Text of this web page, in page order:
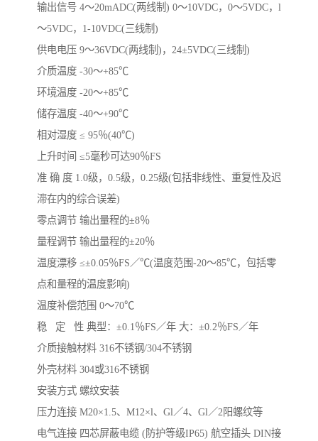
输出信号 4～20mADC(两线制) 0～10VDC，0～5VDC，l
～5VDC，1-10VDC(三线制)
供电电压 9～36VDC(两线制)，24±5VDC(三线制)
介质温度 -30～+85℃
环境温度 -20～+85℃
储存温度 -40～+90℃
相对湿度 ≤ 95％(40℃)
上升时间 ≤5毫秒可达90％FS
准 确 度 1.0级，0.5级，0.25级(包括非线性、重复性及迟
滞在内的综合误差)
零点调节 输出量程的±8％
量程调节 输出量程的±20％
温度漂移 ≤±0.05％FS／℃(温度范围-20～85℃，包括零
点和量程的温度影响)
温度补偿范围 0～70℃
稳 定 性 典型：±0.1％FS／年 大：±0.2％FS／年
介质接触材料 316不锈钢/304不锈钢
外壳材料 304或316不锈钢
安装方式 螺纹安装
压力连接 M20×1.5、M12×l、Gl／4、Gl／2阳螺纹等
电气连接 四芯屏蔽电缆 (防护等级IP65) 航空插头 DIN接